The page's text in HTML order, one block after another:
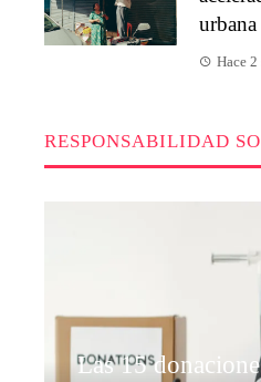
Hace 2
RESPONSABILIDAD
Las 15